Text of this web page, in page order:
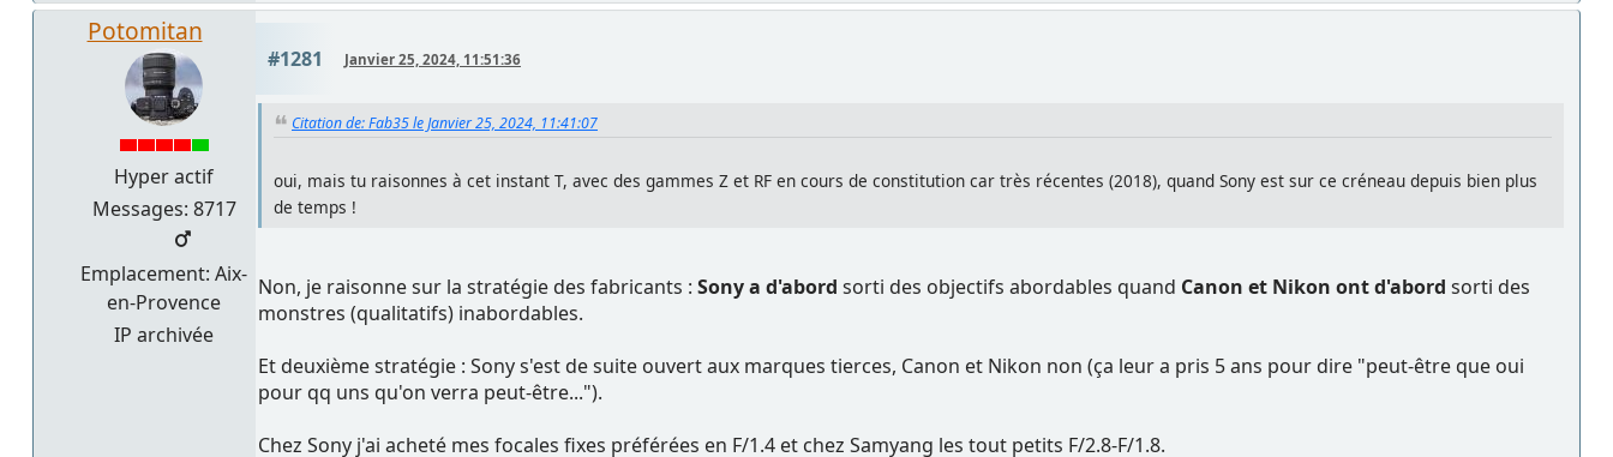
Potomitan
Hyper actif
Messages: 8717
Emplacement: Aix-
en-Provence
IP archivée
#1281 Janvier 25, 2024, 11:51:36
Citation de: Fab35 le Janvier 25, 2024, 11:41:07
oui, mais tu raisonnes à cet instant T, avec des gammes Z et RF en cours de constitution car très récentes (2018), quand Sony est sur ce créneau depuis bien plus
de temps !
Non, je raisonne sur la stratégie des fabricants : Sony a d'abord sorti des objectifs abordables quand Canon et Nikon ont d'abord sorti des
monstres (qualitatifs) inabordables.
Et deuxième stratégie : Sony s'est de suite ouvert aux marques tierces, Canon et Nikon non (ça leur a pris 5 ans pour dire "peut-être que oui
pour qq uns qu'on verra peut-être...").
Chez Sony j'ai acheté mes focales fixes préférées en F/1.4 et chez Samyang les tout petits F/2.8-F/1.8.